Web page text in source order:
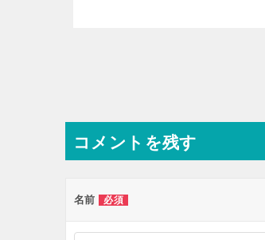
ナ
ビ
ー
コメントを残す
名前 必須